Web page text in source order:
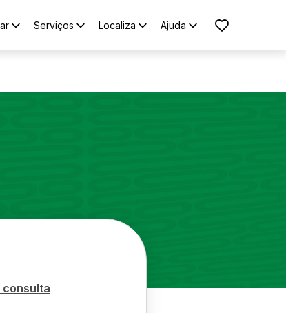
Serviços Localiza Ajuda
consulta